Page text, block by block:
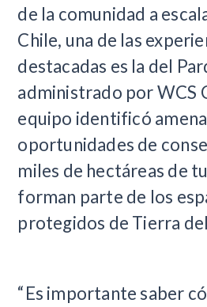
de la comunidad a
Chile, una de las
destacadas es la del
administrado por WCS
equipo identificó
oportunidades de
miles de hectáreas de
forman parte de los
protegidos de Tierra
“Es importante saber